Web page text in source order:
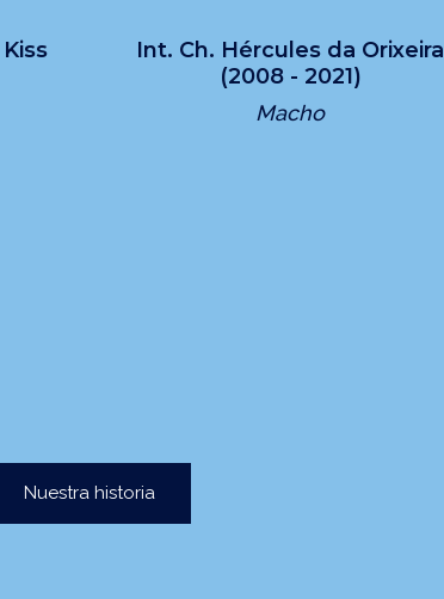
Int. Ch. Hércules da Orixeira
(2008 - 2021)
Macho
Nuestra historia